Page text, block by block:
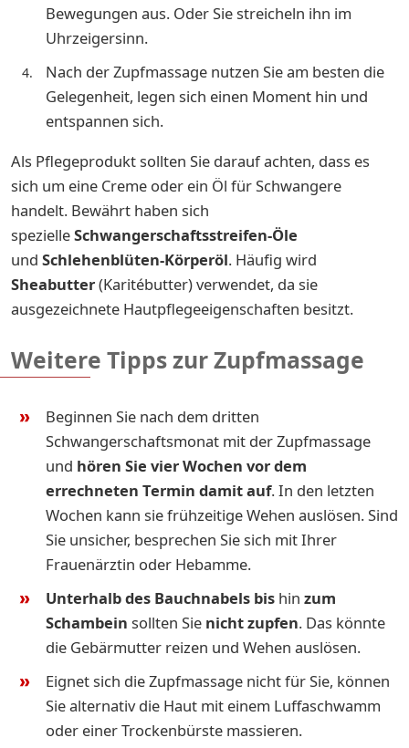
Bewegungen aus. Oder Sie streicheln ihn im
Uhrzeigersinn.
Nach der Zupfmassage nutzen Sie am besten die
Gelegenheit, legen sich einen Moment hin und
entspannen sich.
Als Pflegeprodukt sollten Sie darauf achten, dass es
sich um eine Creme oder ein Öl für Schwangere
handelt. Bewährt haben sich
spezielleSchwangerschaftsstreifen-Öle
und Schlehenblüten-Körperöl. Häufig wird
Sheabutter(Karitébutter) verwendet, da sie
ausgezeichnete Hautpflegeeigenschaften besitzt.
Weitere Tipps zur Zupfmassage
Beginnen Sie nach dem dritten
Schwangerschaftsmonat mit der Zupfmassage
und hören Sie vier Wochen vor dem
errechneten Termin damit auf. In den letzten
Wochen kann sie frühzeitige Wehen auslösen. Sind
Sie unsicher, besprechen Sie sich mit Ihrer
Frauenärztin oder Hebamme.
Unterhalb des Bauchnabels bis hin zum
Schambein sollten Sie nicht zupfen. Das könnte
die Gebärmutter reizen und Wehen auslösen.
Eignet sich die Zupfmassage nicht für Sie, können
Sie alternativ die Haut mit einem Luffaschwamm
oder einer Trockenbürste massieren.